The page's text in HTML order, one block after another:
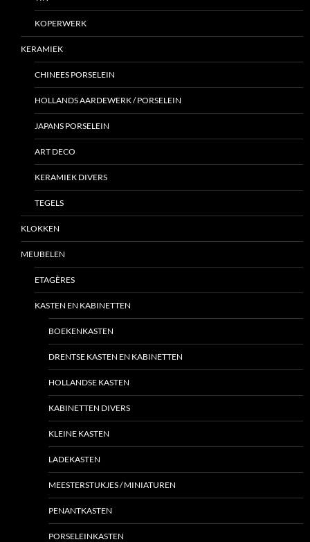
KOPERWERK
KERAMIEK
CHINEES PORSELEIN
HOLLANDS AARDEWERK / PORSELEIN
JAPANS PORSELEIN
ART DECO
KERAMIEK DIVERS
TEGELS
KLOKKEN
MEUBELEN
ETAGÈRES
KASTEN EN KABINETTEN
BOEKENKASTEN
DRENTSE KASTEN EN KABINETTEN
HOLLANDSE KASTEN
KABINETTEN DIVERS
KLEINE KASTEN
LADEKASTEN
MEESTERSTUKJES / MINIATUREN
PENANTKASTEN
PORSELEINKASTEN